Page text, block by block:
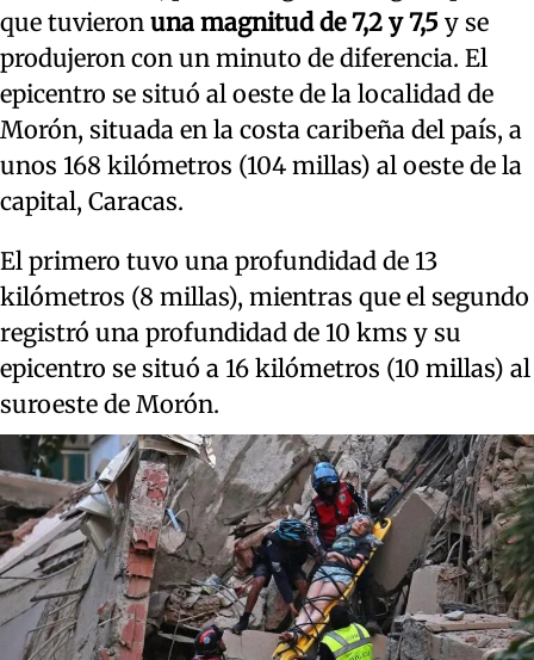
que tuvieron una magnitud de 7,2 y 7,5 y se
produjeron con un minuto de diferencia. El
epicentro se situó al oeste de la localidad de
Morón, situada en la costa caribeña del país, a
unos 168 kilómetros (104 millas) al oeste de la
capital, Caracas.
El primero tuvo una profundidad de 13
kilómetros (8 millas), mientras que el segundo
registró una profundidad de 10 kms y su
epicentro se situó a 16 kilómetros (10 millas) al
suroeste de Morón.